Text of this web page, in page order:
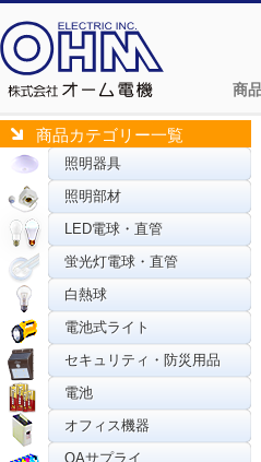
商
商品カテゴリー一覧
照明器具
照明部材
LED電球・直管
蛍光灯電球・直管
白熱球
電池式ライト
セキュリティ・防災用品
電池
オフィス機器
OAサプライ